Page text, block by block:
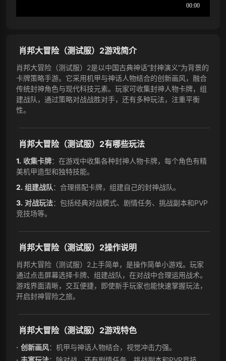
肖邦大冒险（测试服）2游戏简介
肖邦大冒险（测试服）2是以中国古典神话“封神演义”为背景的
卡牌策略手游。它采用机甲与神话人物结合的创新画风，融合
传统封神角色与现代科技元素。玩家可收集封神人物卡牌，组
建战队，通过策略对战战胜对手，还有多种玩法，注重平衡
性。
肖邦大冒险（测试服）2有哪些玩法
收集卡牌：在游戏中收集各种封神人物卡牌，每个角色有精
美机甲造型和独特技能。
组建战队：合理搭配卡牌，组建自己的封神战队。
对战玩法：包括经典对战模式、剧情任务、挑战副本和PVP
竞技场等。
肖邦大冒险（测试服）2操作说明
肖邦大冒险（测试服）2上手简单，是操作简单小游戏。玩家
通过点击屏幕选择卡牌、组建战队，在对战中合理运用战术。
游戏界面清晰，交互便捷，即使新手玩家也能快速掌握玩法，
开启封神冒险之旅。
肖邦大冒险（测试服）2游戏特色
创新画风：机甲与神话人物结合，视觉冲击力强。